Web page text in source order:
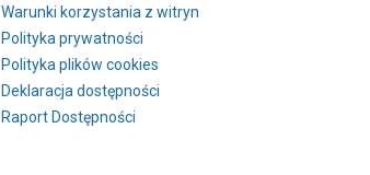
Warunki korzystania z witryn
Polityka prywatności
Polityka plików cookies
Deklaracja dostępności
Raport Dostępności